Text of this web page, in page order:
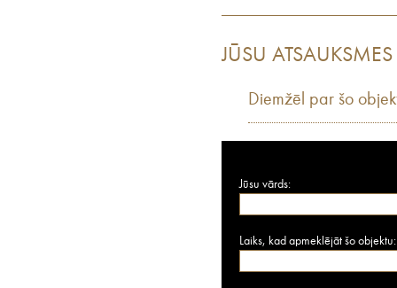
JŪSU ATSAUKSMES
Diemžēl par šo
Jūsu vārds:
Laiks, kad apmeklējāt šo objektu: